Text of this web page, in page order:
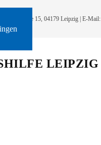
Keil-Straße 15, 04179 Leipzig | E-Mail: